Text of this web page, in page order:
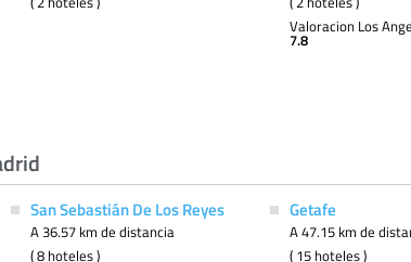
Valoracion Los
7.8
San Sebastián De Los Reyes
A 36.57 km de distancia
( 8 hoteles )
Getafe
A 47.15 km de
( 15 hoteles )